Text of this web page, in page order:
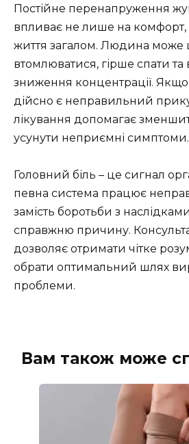
Постійне перенапруження
впливає не лише на комфорт,
життя загалом. Людина
втомлюватися, гірше спати та
зниження концентрації.
дійсно є неправильний
лікування допомагає
усунути неприємні симптоми.
Головний біль – це сигнал
певна система працює
замість боротьби з
справжню причину.
дозволяє отримати чітке
обрати оптимальний шлях
проблеми.
Вам також може